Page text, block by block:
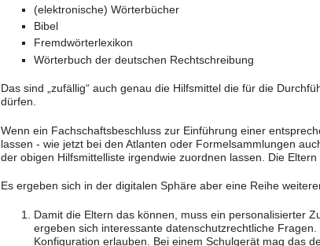
(elektronische) Wörterbücher
Bibel
Fremdwörterlexikon
Wörterbuch der deutschen Rechtschreibung
Das sind „zufällig“ auch genau die Hilfsmittel die für die
dürfen.
Wenn ein Fachschaftsbeschluss zur Einführung einer
lassen - wie jetzt bei den Atlanten oder Formelsammlungen
der obigen Hilfsmittelliste irgendwie zuordnen lassen. Die
Es ergeben sich in der digitalen Sphäre aber eine Reihe
Damit die Eltern das können, muss ein personalisierter
ergeben sich interessante datenschutzrechtliche
Konfiguration erlauben. Bei einem Schulgerät mag das